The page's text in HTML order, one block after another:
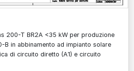
200-T BR2A <35 kW per produzione
B in abbinamento ad impianto solare
di circuito diretto (A1) e circuito